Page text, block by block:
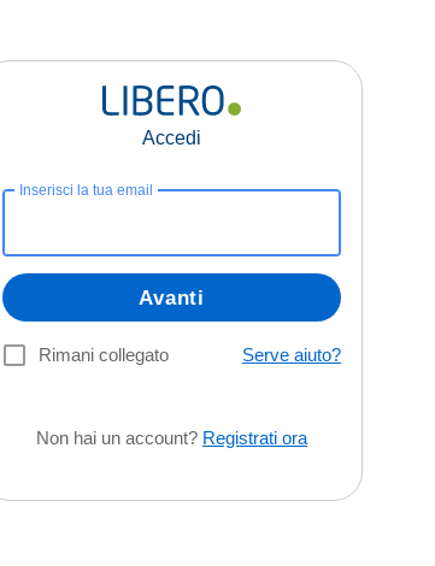
Accedi
Inserisci la tua email
Avanti
Rimani collegato Serve aiuto?
Non hai un account? Registrati ora